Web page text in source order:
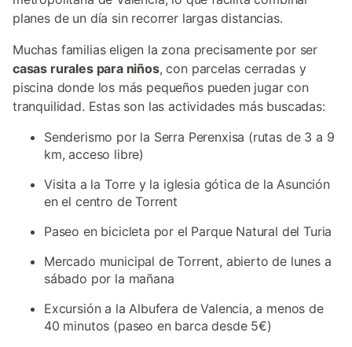
planes de un día sin recorrer largas distancias.
Muchas familias eligen la zona precisamente por ser
casas rurales para niños, con parcelas cerradas y
piscina donde los más pequeños pueden jugar con
tranquilidad. Estas son las actividades más buscadas:
Senderismo por la Serra Perenxisa (rutas de 3 a 9
km, acceso libre)
Visita a la Torre y la iglesia gótica de la Asunción
en el centro de Torrent
Paseo en bicicleta por el Parque Natural del Turia
Mercado municipal de Torrent, abierto de lunes a
sábado por la mañana
Excursión a la Albufera de Valencia, a menos de
40 minutos (paseo en barca desde 5€)